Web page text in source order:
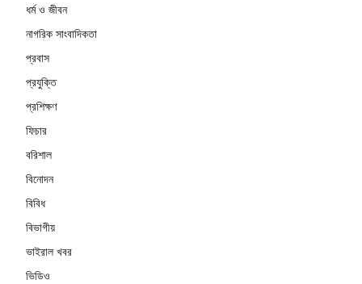
ধর্ম ও জীবন
নাগরিক সাংবাদিকতা
প্রবাস
প্রযুক্তি
প্রশিক্ষণ
ফিচার
বরিশাল
বিনোদন
বিবিধ
বিভাগীয়
ভাইরাল খবর
ভিডিও